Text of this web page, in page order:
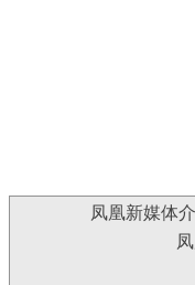
凤凰新媒体